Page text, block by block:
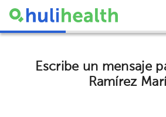
Escribe un mensaje
Ramírez